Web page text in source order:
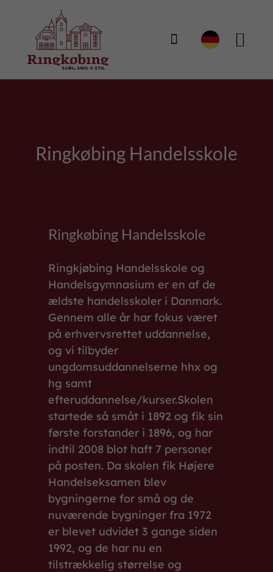

Ringkøbing Handelsskole
Ringkøbing Handelsskole
Ringkjøbing Handelsskole og
Handelsgymnasium er en af de
ældste handelsskoler i Danmark.
Gennem alle år har fokus været
på erhvervsrettet uddannelse,
og vi tilbyder
ungdomsuddannelserne hhx og
hg samt
efteruddannelse/kurser.Skolen
startede så småt i 1892 og fik sin
første forstander i 1896, og har
indtil 2008 blot haft 7 personer
på posten. Da skolen fik Højere
Handelseksamen blev
bygningerne for små og de
nuværende bygninger fra 1972
er blevet udvidet 3 gange siden
1992, og de har nu en
tilstrækkelig størrelse og